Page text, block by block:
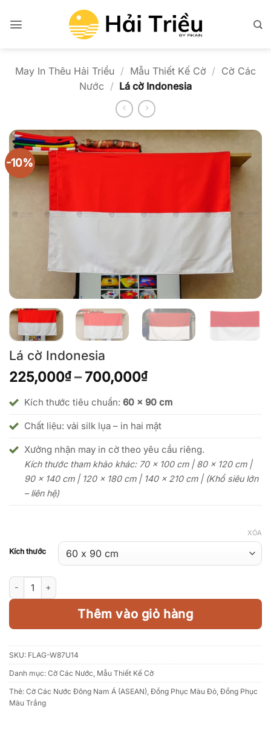
qua
May In Thêu Hải Triều / Mẫu Thiết Kế Cờ / Cờ Các
Nước / Lá cờ Indonesia
-10%
Lá cờ Indonesia
225,000₫ – 700,000₫Khoảng
từ
đến
700,000₫
Kích thước tiêu chuẩn: 60 x 90 cm
Chất liệu: vải silk lụa – in hai mặt
Xưởng nhận may in cờ theo yêu cầu riêng.
Kích thước tham khảo khác: 70 x 100 cm | 80 x 120 cm |
90 x 140 cm | 120 x 180 cm | 140 x 210 cm | (Khổ siêu lớn
– liên hệ)
Kích thước
XÓA
Lá cờ Indonesia số lượng
Thêm vào giỏ hàng
SKU: FLAG-W87U14
Danh mục: Cờ Các Nước, Mẫu Thiết Kế Cờ
Thẻ: Cờ Các Nước Đông Nam Á (ASEAN), Đồng Phục Màu Đỏ, Đồng Phục
Màu Trắng